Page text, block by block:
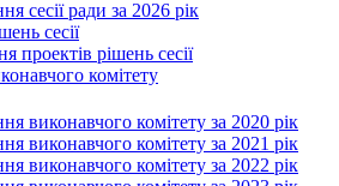
сесії ради за 2026 рік
сесії
проектів рішень сесії
комітету
виконавчого комітету за 2020 рік
виконавчого комітету за 2021 рік
виконавчого комітету за 2022 рік